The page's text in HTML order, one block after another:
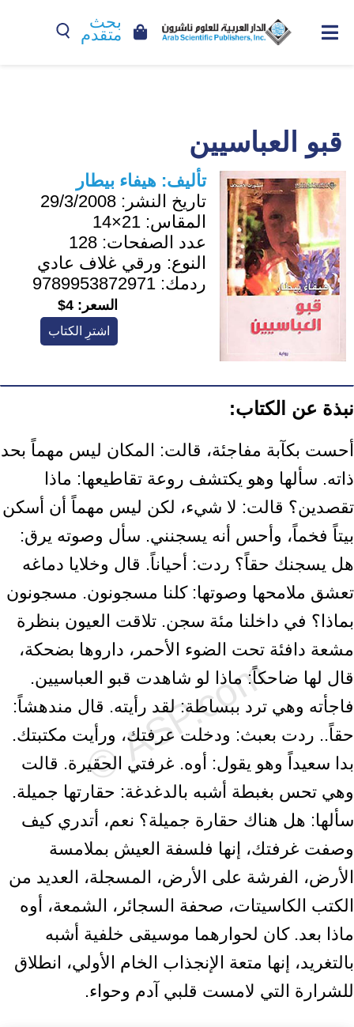
بحث
متقدم
قبو العباسيين
تأليف: هيفاء بيطار
تاريخ النشر: 29/3/2008
المقاس: 21×14
عدد الصفحات: 128
النوع: ورقي غلاف عادي
ردمك: 9789953872971
السعر: 4$
اشترِ الكتاب
نبذة عن الكتاب:
أحست بكآبة مفاجئة، قالت: المكان ليس مهماً بحد
ذاته. سألها وهو يكتشف روعة تقاطيعها: ماذا
تقصدين؟ قالت: لا شيء، لكن ليس مهماً أن أسكن
بيتاً فخماً، وأحس أنه يسجنني. سأل وصوته يرق:
هل يسجنك حقاً؟ ردت: أحياناً. قال وخلايا دماغه
تعشق ملامحها وصوتها: كلنا مسجونون. مسجونون
بماذا؟ في داخلنا مئة سجن. تلاقت العيون بنظرة
مشعة دافئة تحت الضوء الأحمر، داروها بضحكة،
قال لها ضاحكاً: ماذا لو شاهدت قبو العباسيين.
فاجأته وهي ترد ببساطة: لقد رأيته. قال مندهشاً:
حقاً.. ردت بعبث: ودخلت عرفتك، ورأيت مكتبتك.
بدا سعيداً وهو يقول: أوه. غرفتي الحقيرة. قالت
وهي تحس بغبطة أشبه بالدغدغة: حقارتها جميلة.
سألها: هل هناك حقارة جميلة؟ نعم، أتدري كيف
وصفت غرفتك، إنها فلسفة العيش بملامسة
الأرض، الفرشة على الأرض، المسجلة، العديد من
الكتب الكاسيتات، صحفة السجائر، الشمعة، أوه
ماذا بعد. كان لحوارهما موسيقى خلفية أشبه
بالتغريد، إنها متعة الإنجذاب الخام الأولي، انطلاق
للشرارة التي لامست قلبي آدم وحواء.